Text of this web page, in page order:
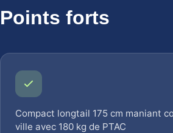
Points forts
Compact longtail 175 cm maniant
ville avec 180 kg de PTAC